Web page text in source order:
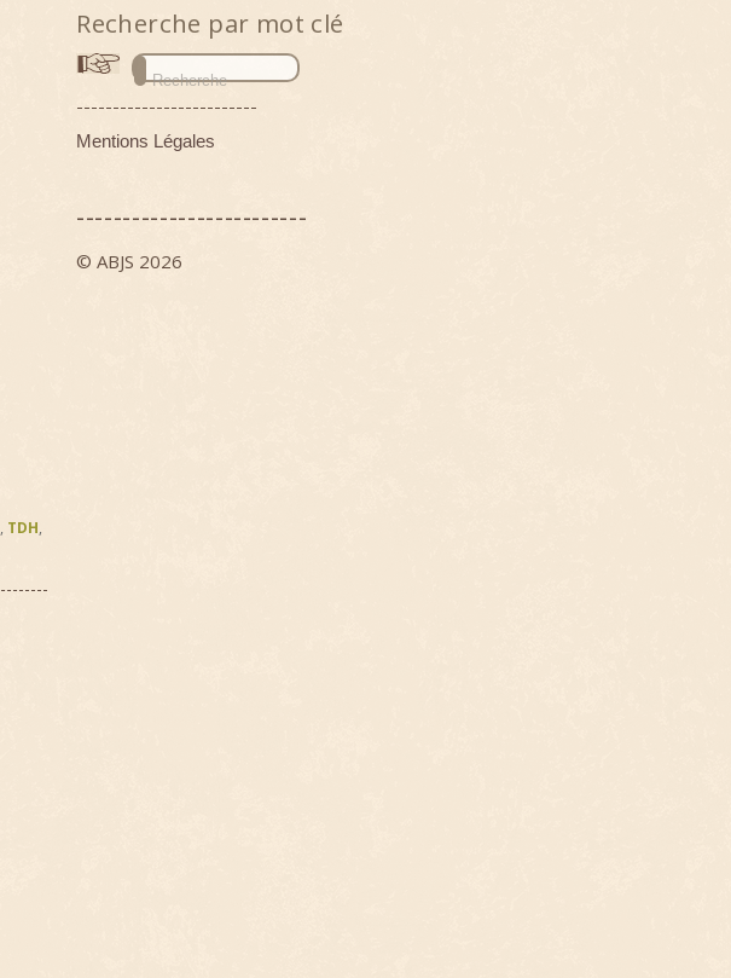
, TDH,
Recherche par mot clé
-------------------------
Mentions Légales
-------------------------
© ABJS 2026